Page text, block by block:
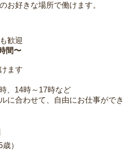
お好きな場所で働けます。
歓迎
間〜
ます
、14時～17時など
に合わせて、自由にお仕事ができ
）